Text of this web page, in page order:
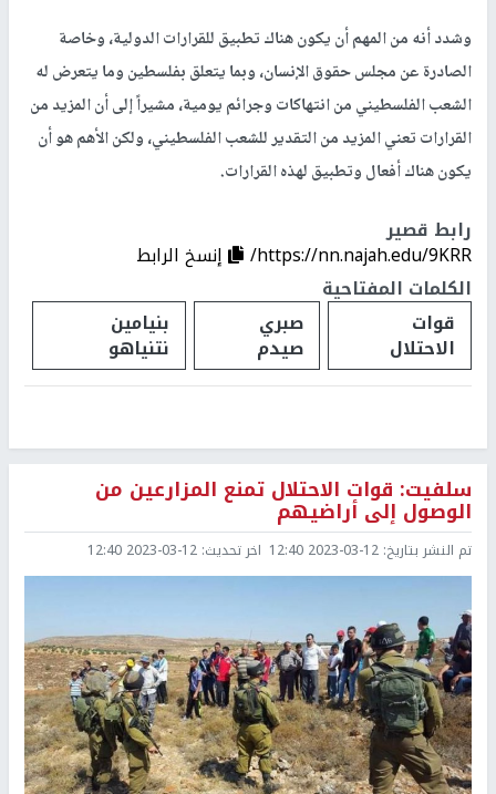
وشدد أنه من المهم أن يكون هناك تطبيق للقرارات الدولية، وخاصة
الصادرة عن مجلس حقوق الإنسان، وبما يتعلق بفلسطين وما يتعرض له
الشعب الفلسطيني من انتهاكات وجرائم يومية، مشيراً إلى أن المزيد من
القرارات تعني المزيد من التقدير للشعب الفلسطيني، ولكن الأهم هو أن
يكون هناك أفعال وتطبيق لهذه القرارات.
رابط قصير
https://nn.najah.edu/9KRR/
إنسخ الرابط
الكلمات المفتاحية
قوات
الاحتلال
صبري
صيدم
بنيامين
نتنياهو
سلفيت: قوات الاحتلال تمنع المزارعين من
الوصول إلى أراضيهم
تم النشر بتاريخ: 2023-03-12 12:40 اخر تحديث: 2023-03-12 12:40